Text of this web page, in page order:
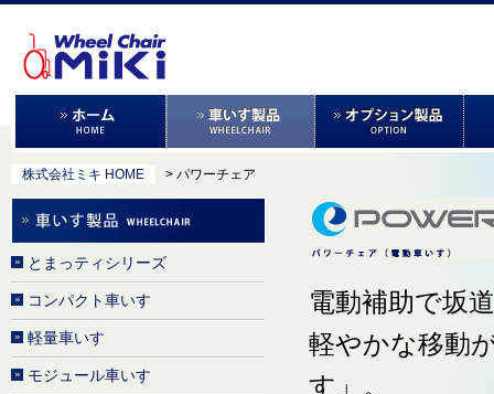
株式会社ミキ HOME > パワーチェア
電動補助で坂
軽やかな移動
す」。
とまっティシリーズ
コンパクト車いす
軽量車いす
モジュール車いす